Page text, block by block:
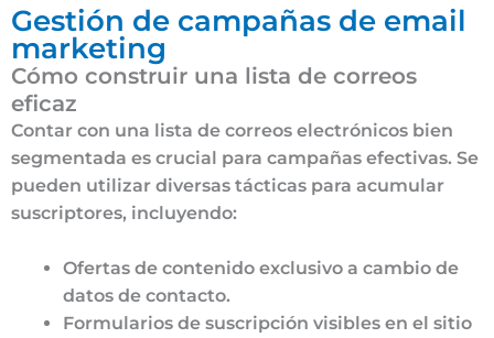
Gestión de campañas de email
marketing
Cómo construir una lista de correos
eficaz
Contar con una lista de correos electrónicos bien
segmentada es crucial para campañas efectivas. Se
pueden utilizar diversas tácticas para acumular
suscriptores, incluyendo:
Ofertas de contenido exclusivo a cambio de
datos de contacto.
Formularios de suscripción visibles en el sitio